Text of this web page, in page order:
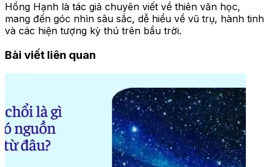
Hồng Hạnh là tác giả chuyên viết về thiên văn học,
mang đến góc nhìn sâu sắc, dễ hiểu về vũ trụ, hành tinh
và các hiện tượng kỳ thú trên bầu trời.
Bài viết liên quan